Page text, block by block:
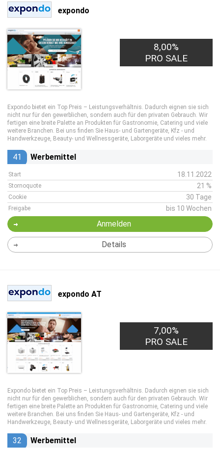
expondo
8,00%
PRO SALE
Expondo bietet ein Top Preis – Leistungsverhältnis. Dadurch eignen sie sich
nicht nur für den gewerblichen, sondern auch für den privaten Gebrauch. Wir
fertigen eine breite Palette an Produkten für Gastronomie, Catering und viele
weitere Branchen. Bei uns finden Sie Haus- und Gartengeräte, Kfz - und
Handwerkzeuge, Beauty- und Wellnessgeräte, Laborgeräte und vieles mehr.
41 Werbemittel
Start 18.11.2022
Stornoquote 21 %
Cookie 30 Tage
Freigabe bis 10 Wochen
Anmelden
Details
expondo AT
7,00%
PRO SALE
Expondo bietet ein Top Preis – Leistungsverhältnis. Dadurch eignen sie sich
nicht nur für den gewerblichen, sondern auch für den privaten Gebrauch. Wir
fertigen eine breite Palette an Produkten für Gastronomie, Catering und viele
weitere Branchen. Bei uns finden Sie Haus- und Gartengeräte, Kfz - und
Handwerkzeuge, Beauty- und Wellnessgeräte, Laborgeräte und vieles mehr.
32 Werbemittel